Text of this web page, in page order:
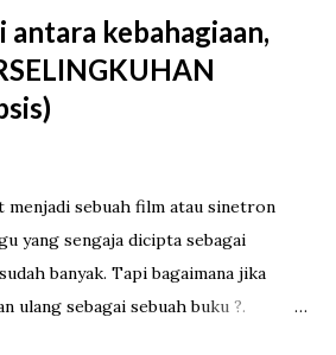
antara kebahagiaan,
menjadi sebuah film atau sinetron
yang sengaja dicipta sebagai
banyak. Tapi bagaimana jika
ulang sebagai sebuah buku ?.